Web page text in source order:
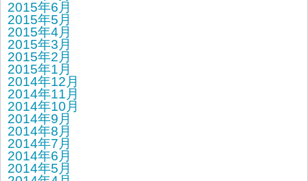
2015年6月
2015年5月
2015年4月
2015年3月
2015年2月
2015年1月
2014年12月
2014年11月
2014年10月
2014年9月
2014年8月
2014年7月
2014年6月
2014年5月